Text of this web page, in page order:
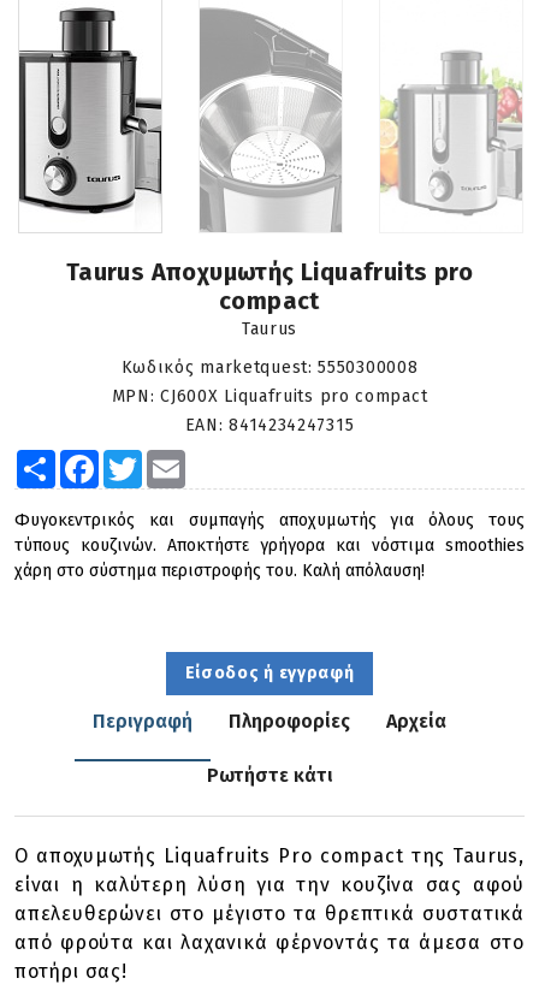
Taurus Αποχυμωτής Liquafruits pro
compact
Taurus
Κωδικός marketquest:5550300008
MPN:CJ600X Liquafruits pro compact
EAN:8414234247315
Share Facebook
Twitter
Φυγοκεντρικός και συμπαγής αποχυμωτής για όλους τους
τύπους κουζινών. Αποκτήστε γρήγορα και νόστιμα smoothies
χάρη στο σύστημα περιστροφής του. Καλή απόλαυση!
Είσοδος ή εγγραφή
Περιγραφή Πληροφορίες Αρχεία
Ρωτήστε κάτι
Ο αποχυμωτής Liquafruits Pro compact της Taurus,
είναι η καλύτερη λύση για την κουζίνα σας αφού
απελευθερώνει στο μέγιστο τα θρεπτικά συστατικά
από φρούτα και λαχανικά φέρνοντάς τα άμεσα στο
ποτήρι σας!